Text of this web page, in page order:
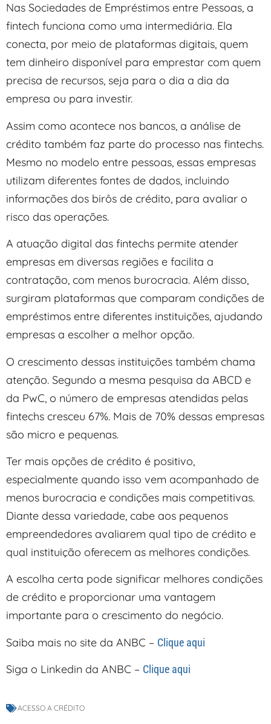
Nas Sociedades de Empréstimos entre Pessoas, a
fintech funciona como uma intermediária. Ela
conecta, por meio de plataformas digitais, quem
tem dinheiro disponível para emprestar com quem
precisa de recursos, seja para o dia a dia da
empresa ou para investir.
Assim como acontece nos bancos, a análise de
crédito também faz parte do processo nas fintechs.
Mesmo no modelo entre pessoas, essas empresas
utilizam diferentes fontes de dados, incluindo
informações dos birôs de crédito, para avaliar o
risco das operações.
A atuação digital das fintechs permite atender
empresas em diversas regiões e facilita a
contratação, com menos burocracia. Além disso,
surgiram plataformas que comparam condições de
empréstimos entre diferentes instituições, ajudando
empresas a escolher a melhor opção.
O crescimento dessas instituições também chama
atenção. Segundo a mesma pesquisa da ABCD e
da PwC, o número de empresas atendidas pelas
fintechs cresceu 67%. Mais de 70% dessas empresas
são micro e pequenas.
Ter mais opções de crédito é positivo,
especialmente quando isso vem acompanhado de
menos burocracia e condições mais competitivas.
Diante dessa variedade, cabe aos pequenos
empreendedores avaliarem qual tipo de crédito e
qual instituição oferecem as melhores condições.
A escolha certa pode significar melhores condições
de crédito e proporcionar uma vantagem
importante para o crescimento do negócio.
Saiba mais no site da ANBC – Clique aqui
Siga o Linkedin da ANBC – Clique aqui
ACESSO A CRÉDITO